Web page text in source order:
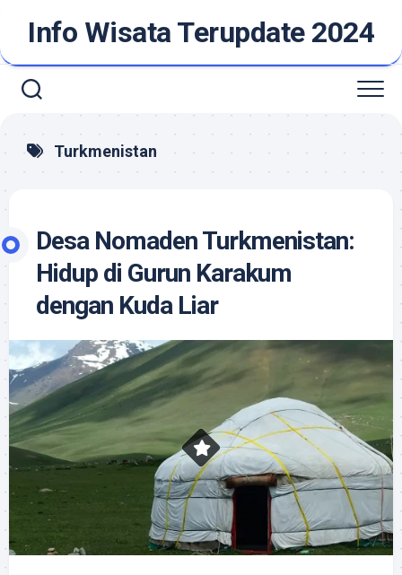
contentInfo Wisata Terupdate 2024
Turkmenistan
Desa Nomaden Turkmenistan:
Hidup di Gurun Karakum
dengan Kuda Liar